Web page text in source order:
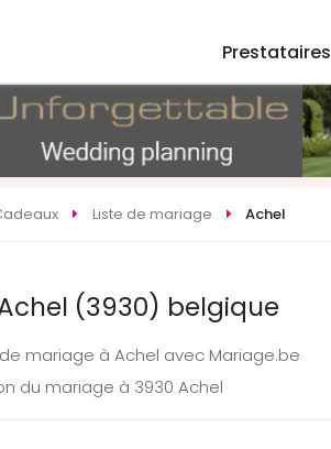
Prestataires
Liste de mariage Achel
(3930) belgique
mariage à Achel avec Mariage.be
du mariage à 3930 Achel